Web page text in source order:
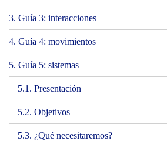
3. Guía 3: interacciones
4. Guía 4: movimientos
5. Guía 5: sistemas
5.1. Presentación
5.2. Objetivos
5.3. ¿Qué necesitaremos?